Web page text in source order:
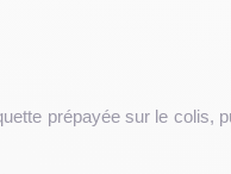
prépayée sur le colis,